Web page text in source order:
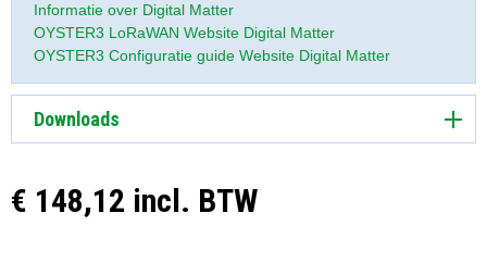
Informatie over Digital Matter
OYSTER3 LoRaWAN Website Digital Matter
OYSTER3 Configuratie guide Website Digital Matter
Downloads
€ 148,12 incl. BTW